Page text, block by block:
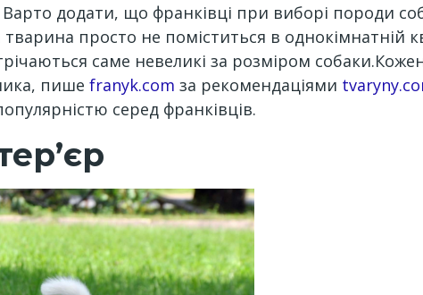
Варто додати, що франківці при виборі породи
просто не поміститься в однокімнатній
саме невеликі за розміром
пише franyk.com за рекомендаціями
серед франківців.